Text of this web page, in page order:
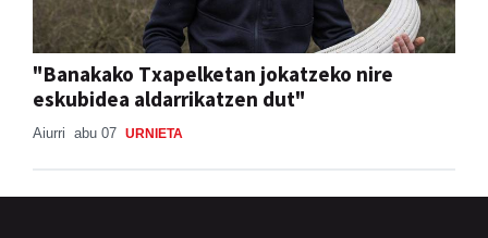
"Banakako Txapelketan jokatzeko nire
eskubidea aldarrikatzen dut"
Aiurri abu 07 URNIETA